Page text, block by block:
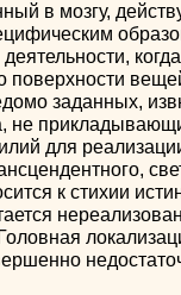
в мозгу,
поверхности
заданных,
не
для
к стихии